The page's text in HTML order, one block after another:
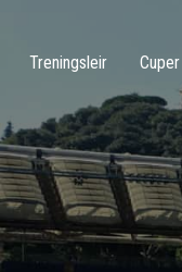
Treningsleir Cuper